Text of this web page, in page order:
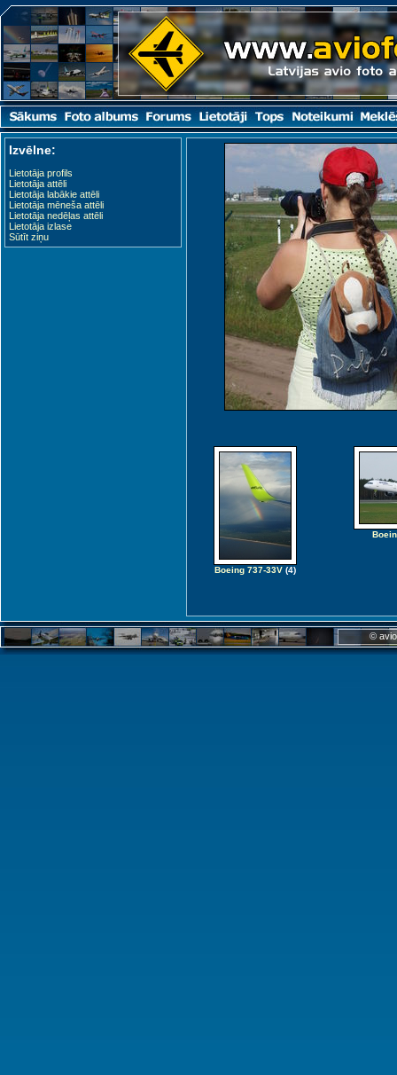
Izvēlne:
Lietotāja profils
Lietotāja attēli
Lietotāja labākie attēli
Lietotāja mēneša attēli
Lietotāja nedēļas attēli
Lietotāja izlase
Sūtīt ziņu
Boeing 737-33V (4)
©